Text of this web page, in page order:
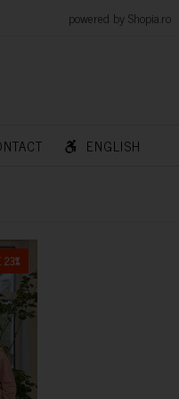
by Shopia.ro
ENGLISH
23%